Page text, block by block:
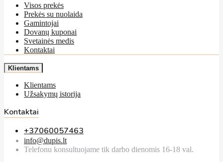
Visos prekės
Prekės su nuolaida
Gamintojai
Dovanų kuponai
Svetainės medis
Kontaktai
Klientams
Klientams
Užsakymų istorija
Kontaktai
+37060057463
info@dupis.lt
Telefonu konsultuojame tik darbo dienomis 16-18 val.